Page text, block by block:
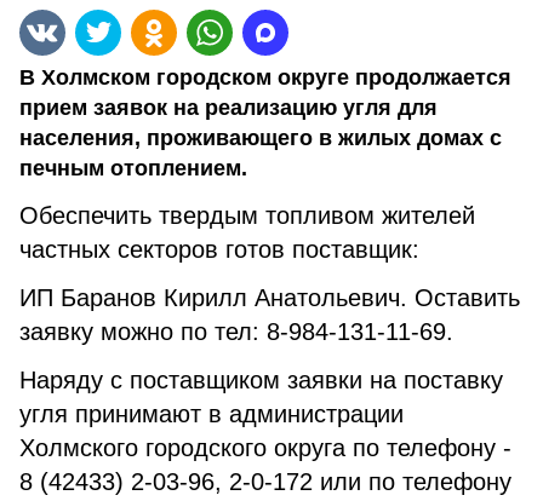
В Холмском городском округе продолжается
прием заявок на реализацию угля для
населения, проживающего в жилых домах с
печным отоплением.
Обеспечить твердым топливом жителей
частных секторов готов поставщик:
ИП Баранов Кирилл Анатольевич. Оставить
заявку можно по тел: 8-984-131-11-69.
Наряду с поставщиком заявки на поставку
угля принимают в администрации
Холмского городского округа по телефону -
8 (42433) 2-03-96, 2-0-172 или по телефону